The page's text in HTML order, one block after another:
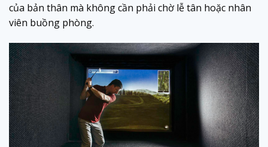
của bản thân mà không cần phải chờ lễ tân hoặc nhân
viên buồng phòng.